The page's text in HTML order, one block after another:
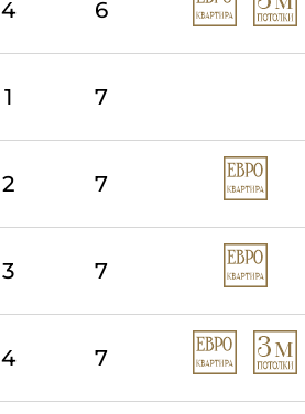
4 6
1 7
2 7
3 7
4 7